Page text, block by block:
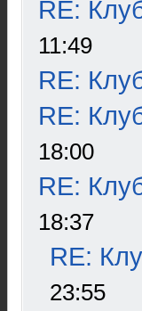
RE:
11:49
RE:
RE:
18:00
RE:
18:37
RE:
23:55